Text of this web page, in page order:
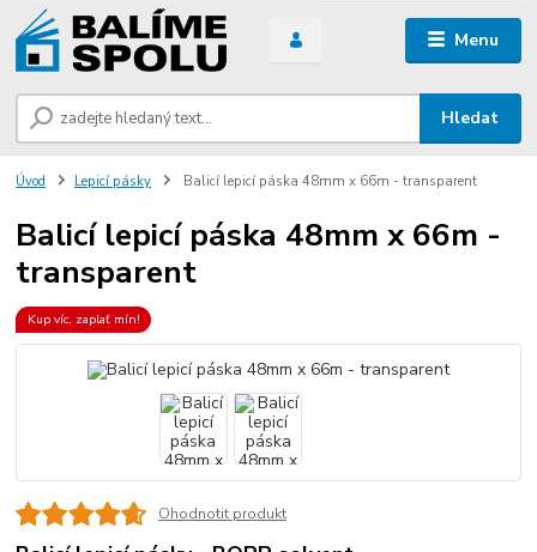
Menu
Hledat
Úvod Lepicí pásky Balicí lepicí páska 48mm x 66m - transparent
Balicí lepicí páska 48mm x 66m -
transparent
Kup víc, zaplať mín!
Ohodnotit produkt